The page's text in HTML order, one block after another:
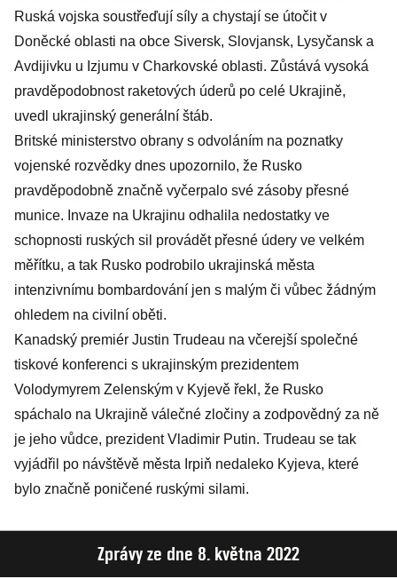
Ruská vojska soustřeďují síly a chystají se útočit v
Doněcké oblasti na obce Siversk, Slovjansk, Lysyčansk a
Avdijivku u Izjumu v Charkovské oblasti. Zůstává vysoká
pravděpodobnost raketových úderů po celé Ukrajině,
uvedl ukrajinský generální štáb.
Britské ministerstvo obrany s odvoláním na poznatky
vojenské rozvědky dnes upozornilo, že Rusko
pravděpodobně značně vyčerpalo své zásoby přesné
munice. Invaze na Ukrajinu odhalila nedostatky ve
schopnosti ruských sil provádět přesné údery ve velkém
měřítku, a tak Rusko podrobilo ukrajinská města
intenzivnímu bombardování jen s malým či vůbec žádným
ohledem na civilní oběti.
Kanadský premiér Justin Trudeau na včerejší společné
tiskové konferenci s ukrajinským prezidentem
Volodymyrem Zelenským v Kyjevě řekl, že Rusko
spáchalo na Ukrajině válečné zločiny a zodpovědný za ně
je jeho vůdce, prezident Vladimir Putin. Trudeau se tak
vyjádřil po návštěvě města Irpiň nedaleko Kyjeva, které
bylo značně poničené ruskými silami.
Zprávy ze dne 8. května 2022